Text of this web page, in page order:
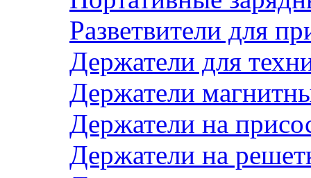
Разветвители для
Держатели для
Держатели
Держатели на
Держатели на